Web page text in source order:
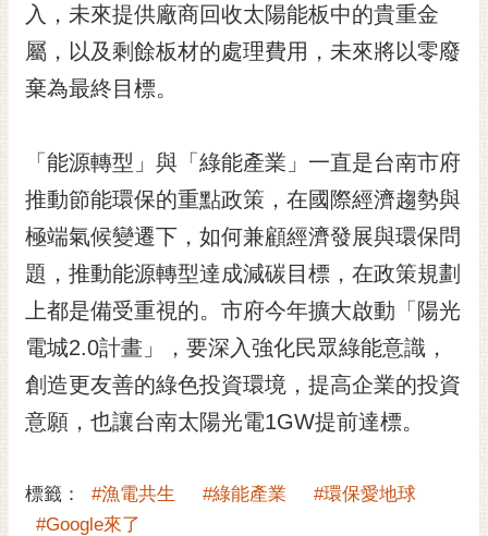
及
安
全
政
資
料
放
宣
告
市
府
交
置
入，未來提供廠商回收太陽能板中的貴重金
屬，以及剩餘板材的處理費用，未來將以零廢
棄為最終目標。
「能源轉型」與「綠能產業」一直是台南市府
推動節能環保的重點政策，在國際經濟趨勢與
極端氣候變遷下，如何兼顧經濟發展與環保問
題，推動能源轉型達成減碳目標，在政策規劃
上都是備受重視的。市府今年擴大啟動「陽光
電城2.0計畫」，要深入強化民眾綠能意識，
創造更友善的綠色投資環境，提高企業的投資
意願，也讓台南太陽光電1GW提前達標。
標籤： #漁電共生 #綠能產業
#環保愛地球
#Google來了